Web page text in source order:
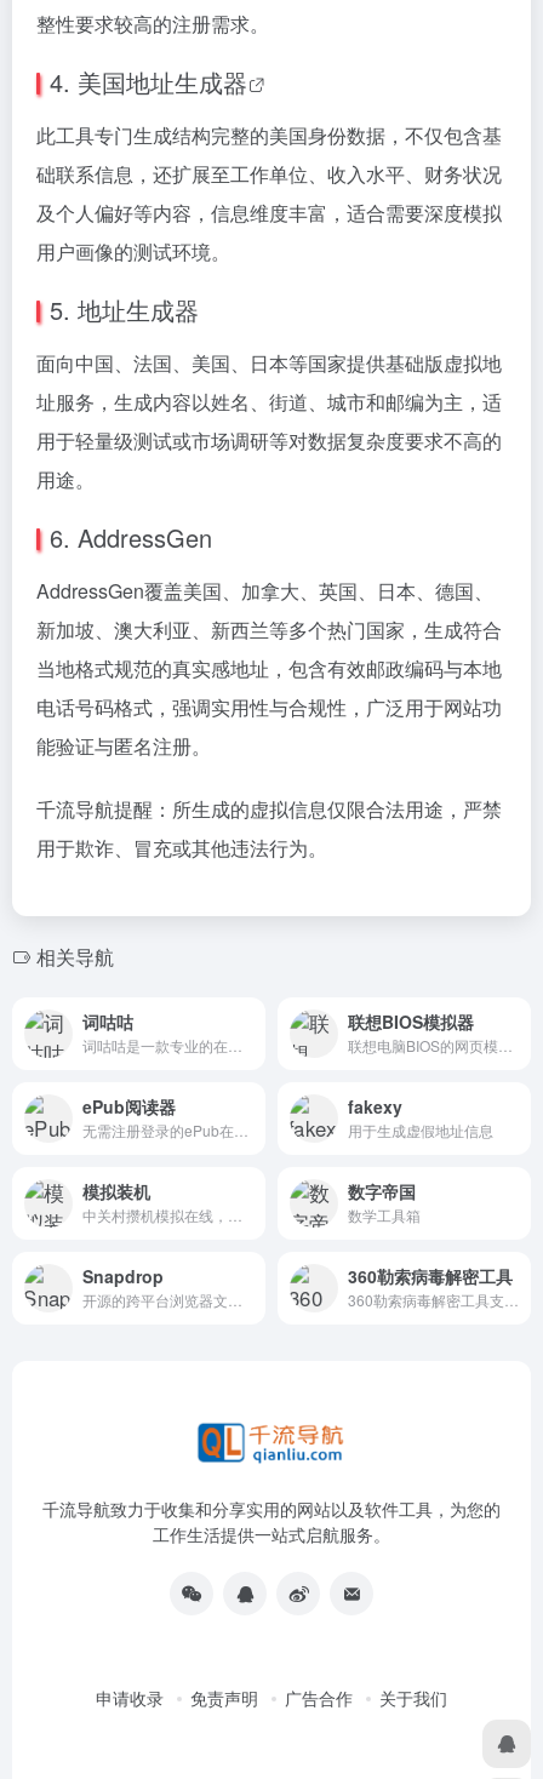
整性要求较高的注册需求。
4. 美国地址生成器
此工具专门生成结构完整的美国身份数据，不仅包含基
础联系信息，还扩展至工作单位、收入水平、财务状况
及个人偏好等内容，信息维度丰富，适合需要深度模拟
用户画像的测试环境。
5. 地址生成器
面向中国、法国、美国、日本等国家提供基础版虚拟地
址服务，生成内容以姓名、街道、城市和邮编为主，适
用于轻量级测试或市场调研等对数据复杂度要求不高的
用途。
6. AddressGen
AddressGen覆盖美国、加拿大、英国、日本、德国、
新加坡、澳大利亚、新西兰等多个热门国家，生成符合
当地格式规范的真实感地址，包含有效邮政编码与本地
电话号码格式，强调实用性与合规性，广泛用于网站功
能验证与匿名注册。
千流导航提醒：所生成的虚拟信息仅限合法用途，严禁
用于欺诈、冒充或其他违法行为。
相关导航
词咕咕 联想BIOS模拟器
ePub阅读器 fakexy
用于生成虚假地址信息
模拟装机 数字帝国
数学工具箱
Snapdrop 360勒索病毒解密工具
千流导航致力于收集和分享实用的网站以及软件工具，为您的
工作生活提供一站式启航服务。
申请收录 免责声明 广告合作 关于我们